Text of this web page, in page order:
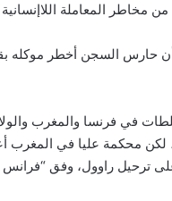
من مخاطر المعاملة اللاإنسانية
حارس السجن أخطر موكله
في فرنسا والمغرب
لكن محكمة عليا في
ترحيل راوول، وفق